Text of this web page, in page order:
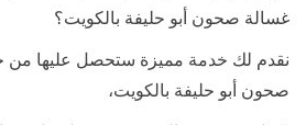
غسالة صحون أبو حليفة بالكويت؟
نقدم لك خدمة مميزة ستحصل عليها من
صحون أبو حليفة بالكويت،